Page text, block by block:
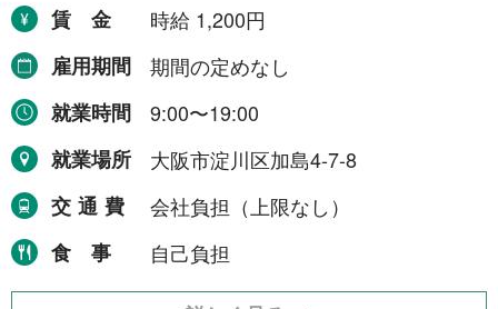
31日間
2ヶ月間
6ヶ月間
1年間
令和8年9月30日まで
令和8年12月31日まで
令和9年2月28日まで 1件
賃金
時給 1,200円
雇用期間
期間の定めなし
就業時間
9:00〜19:00
就業場所
大阪市淀川区加島4-7-8
交通費
会社負担（上限なし）
食事
自己負担